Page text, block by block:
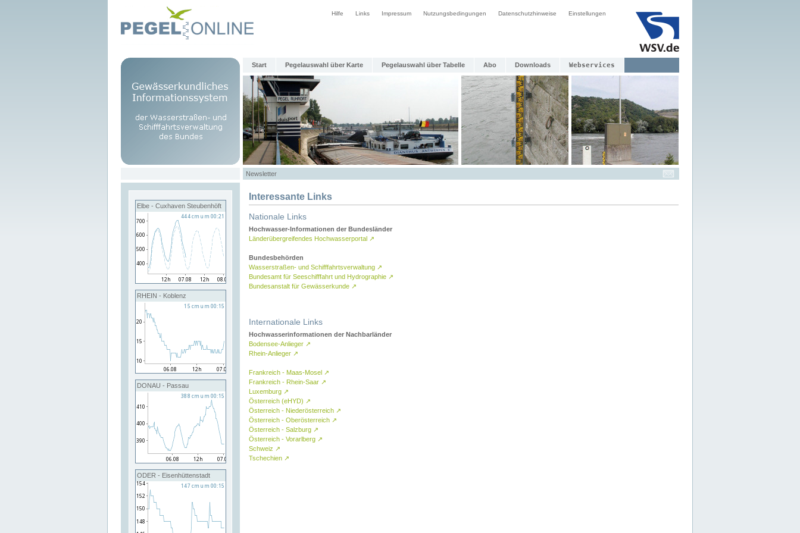
Hilfe Links Impressum Nutzungsbedingungen Datenschutzhinweise Einstellungen
Start Pegelauswahl über Karte Pegelauswahl über Tabelle Abo Downloads Webservices
Newsletter
Elbe - Cuxhaven Steubenhöft
RHEIN - Koblenz
DONAU - Passau
ODER - Eisenhüttenstadt
Interessante Links
Nationale Links
Hochwasser-Informationen der Bundesländer
Länderübergreifendes Hochwasserportal ↗
Bundesbehörden
Wasserstraßen- und Schifffahrtsverwaltung ↗
Bundesamt für Seeschifffahrt und Hydrographie ↗
Bundesanstalt für Gewässerkunde ↗
Internationale Links
Hochwasserinformationen der Nachbarländer
Bodensee-Anlieger ↗
Rhein-Anlieger ↗
Frankreich - Maas-Mosel ↗
Frankreich - Rhein-Saar ↗
Luxemburg ↗
Österreich (eHYD) ↗
Österreich - Niederösterreich ↗
Österreich - Oberösterreich ↗
Österreich - Salzburg ↗
Österreich - Vorarlberg ↗
Schweiz ↗
Tschechien ↗